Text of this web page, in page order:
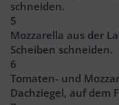
schneiden.
5
Mozzarella aus der
Scheiben schneiden.
6
Tomaten- und
Dachziegel, auf dem